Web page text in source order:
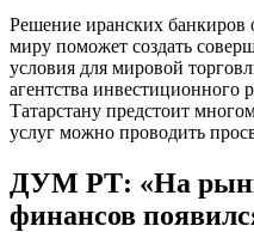
Решение иранских
миру поможет создать
условия для мировой
агентства
Татарстану предстоит
услуг можно проводить
ДУМ РТ: «На
финансов